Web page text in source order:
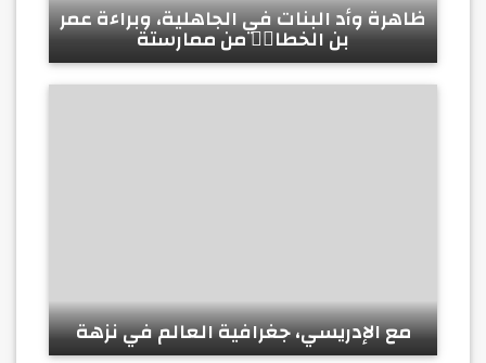
ظاهرة وأد البنات في الجاهلية، وبراءة عمر
بن الخطابؓ من ممارستة
مع الإدريسي، جغرافية العالم في نزهة